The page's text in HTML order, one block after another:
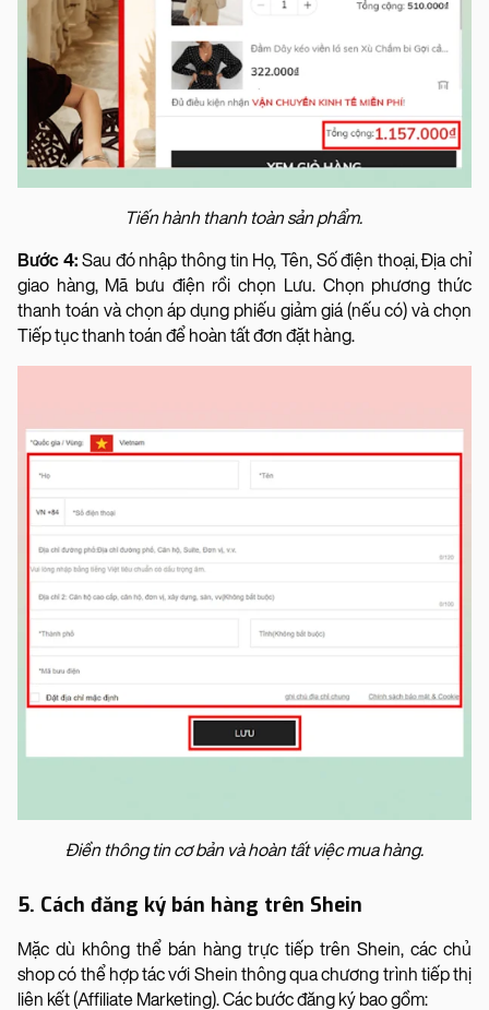
Tiến hành thanh toàn sản phẩm.
Bước 4:Sau đó nhập thông tin Họ, Tên, Số điện thoại, Địa chỉ
giao hàng, Mã bưu điện rồi chọn Lưu. Chọn phương thức
thanh toán và chọn áp dụng phiếu giảm giá (nếu có) và chọn
Tiếp tục thanh toán để hoàn tất đơn đặt hàng.
Điền thông tin cơ bản và hoàn tất việc mua hàng.
5. Cách đăng ký bán hàng trên Shein
Mặc dù không thể bán hàng trực tiếp trên Shein, các chủ
shop có thể hợp tác với Shein thông qua chương trình tiếp thị
liên kết (Affiliate Marketing). Các bước đăng ký bao gồm: